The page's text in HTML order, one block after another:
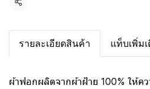
Share
รายละเอียดสินค้า แท็บเพิ่ม
ผ้าฟอกผลิตจากผ้าฝ้าย 100% ให้ค